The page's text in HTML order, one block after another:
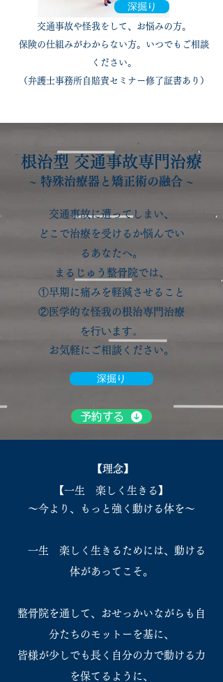
深掘り
​交通事故や怪我をして、お悩みの方。
​保険の仕組みがわからない方。いつでもご相談
ください。
（弁護士事務所自賠責セミナー修了証書あり）
根治型 交通事故専門治療
~ 特殊治療器と矯正術の融合 ~
交通事故に遭ってしまい、
どこで治療を受けるか悩んでい
るあなたへ。
まるじゅう整骨院では、
①早期に痛みを軽減させること
②医学的な怪我の根治専門治療
を行います。
​お気軽にご相談ください。
深掘り
予約する
​【理念】
【一生 楽しく生きる】
〜今より、もっと強く動ける体を〜
​ 一生 楽しく生きるためには、動ける
体があってこそ。
​​整骨院を通して、おせっかいながらも自
分たちのモットーを基に、
皆様が少しでも長く自分の力で動ける力
を保てるように、